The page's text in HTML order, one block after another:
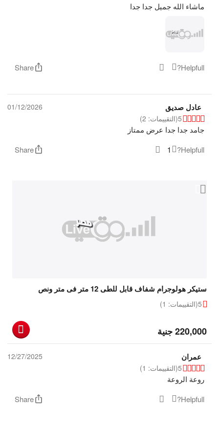
ماشاء الله جميل جدا جدا
Helpfull?
Share
عادل صديق
01/12/2026
5(التقييمات: 2)
جامد جدا جدا عرض ممتاز
Helpfull?
1
Share
ستيكر هولوجرام شفاف قابل للطى 12 متر فى متر ونص
5(التقييمات: 1)
جنية220,000
عمران
12/27/2025
5(التقييمات: 1)
روعة الروعة
Helpfull?
Share